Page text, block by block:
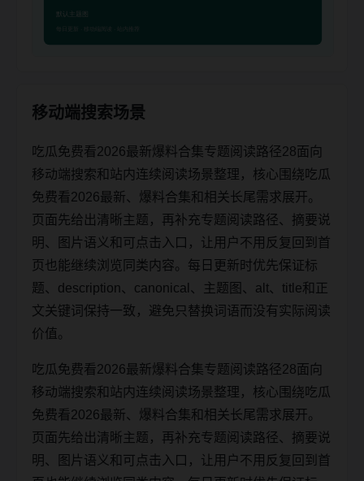
移动端搜索场景
吃瓜免费看2026最新爆料合集专题阅读路径28面向
移动端搜索和站内连续阅读场景整理，核心围绕吃瓜
免费看2026最新、爆料合集和相关长尾需求展开。
页面先给出清晰主题，再补充专题阅读路径、摘要说
明、图片语义和可点击入口，让用户不用反复回到首
页也能继续浏览同类内容。每日更新时优先保证标
题、description、canonical、主题图、alt、title和正
文关键词保持一致，避免只替换词语而没有实际阅读
价值。
吃瓜免费看2026最新爆料合集专题阅读路径28面向
移动端搜索和站内连续阅读场景整理，核心围绕吃瓜
免费看2026最新、爆料合集和相关长尾需求展开。
页面先给出清晰主题，再补充专题阅读路径、摘要说
明、图片语义和可点击入口，让用户不用反复回到首